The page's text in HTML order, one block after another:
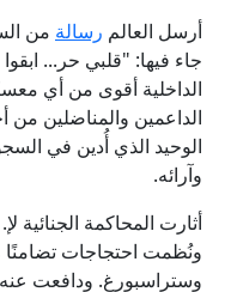
أرسل العالم رسالة من
جاء فيها: "قلبي حر...
الداخلية أقوى من أي
الداعمين والمناضلين من
الوحيد الذي أُدين في
وآرائه.
أثارت المحاكمة الجنائية
ونُظمت احتجاجات
وستراسبورغ. ودافعت